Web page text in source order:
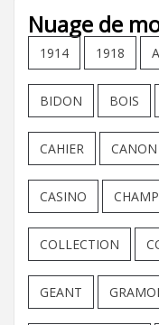
Nuage de
1914 1918
BIDON BOIS
CAHIER CANON
CASINO
COLLECTION
GEANT